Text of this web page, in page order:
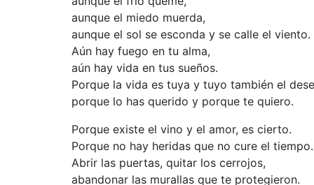
aunque el miedo muerda,
aunque el sol se esconda y se calle el viento.
Aún hay fuego en tu alma,
aún hay vida en tus sueños.
Porque la vida es tuya y tuyo también el
porque lo has querido y porque te quiero.
Porque existe el vino y el amor, es cierto.
Porque no hay heridas que no cure el tiempo.
Abrir las puertas, quitar los cerrojos,
abandonar las murallas que te protegieron.